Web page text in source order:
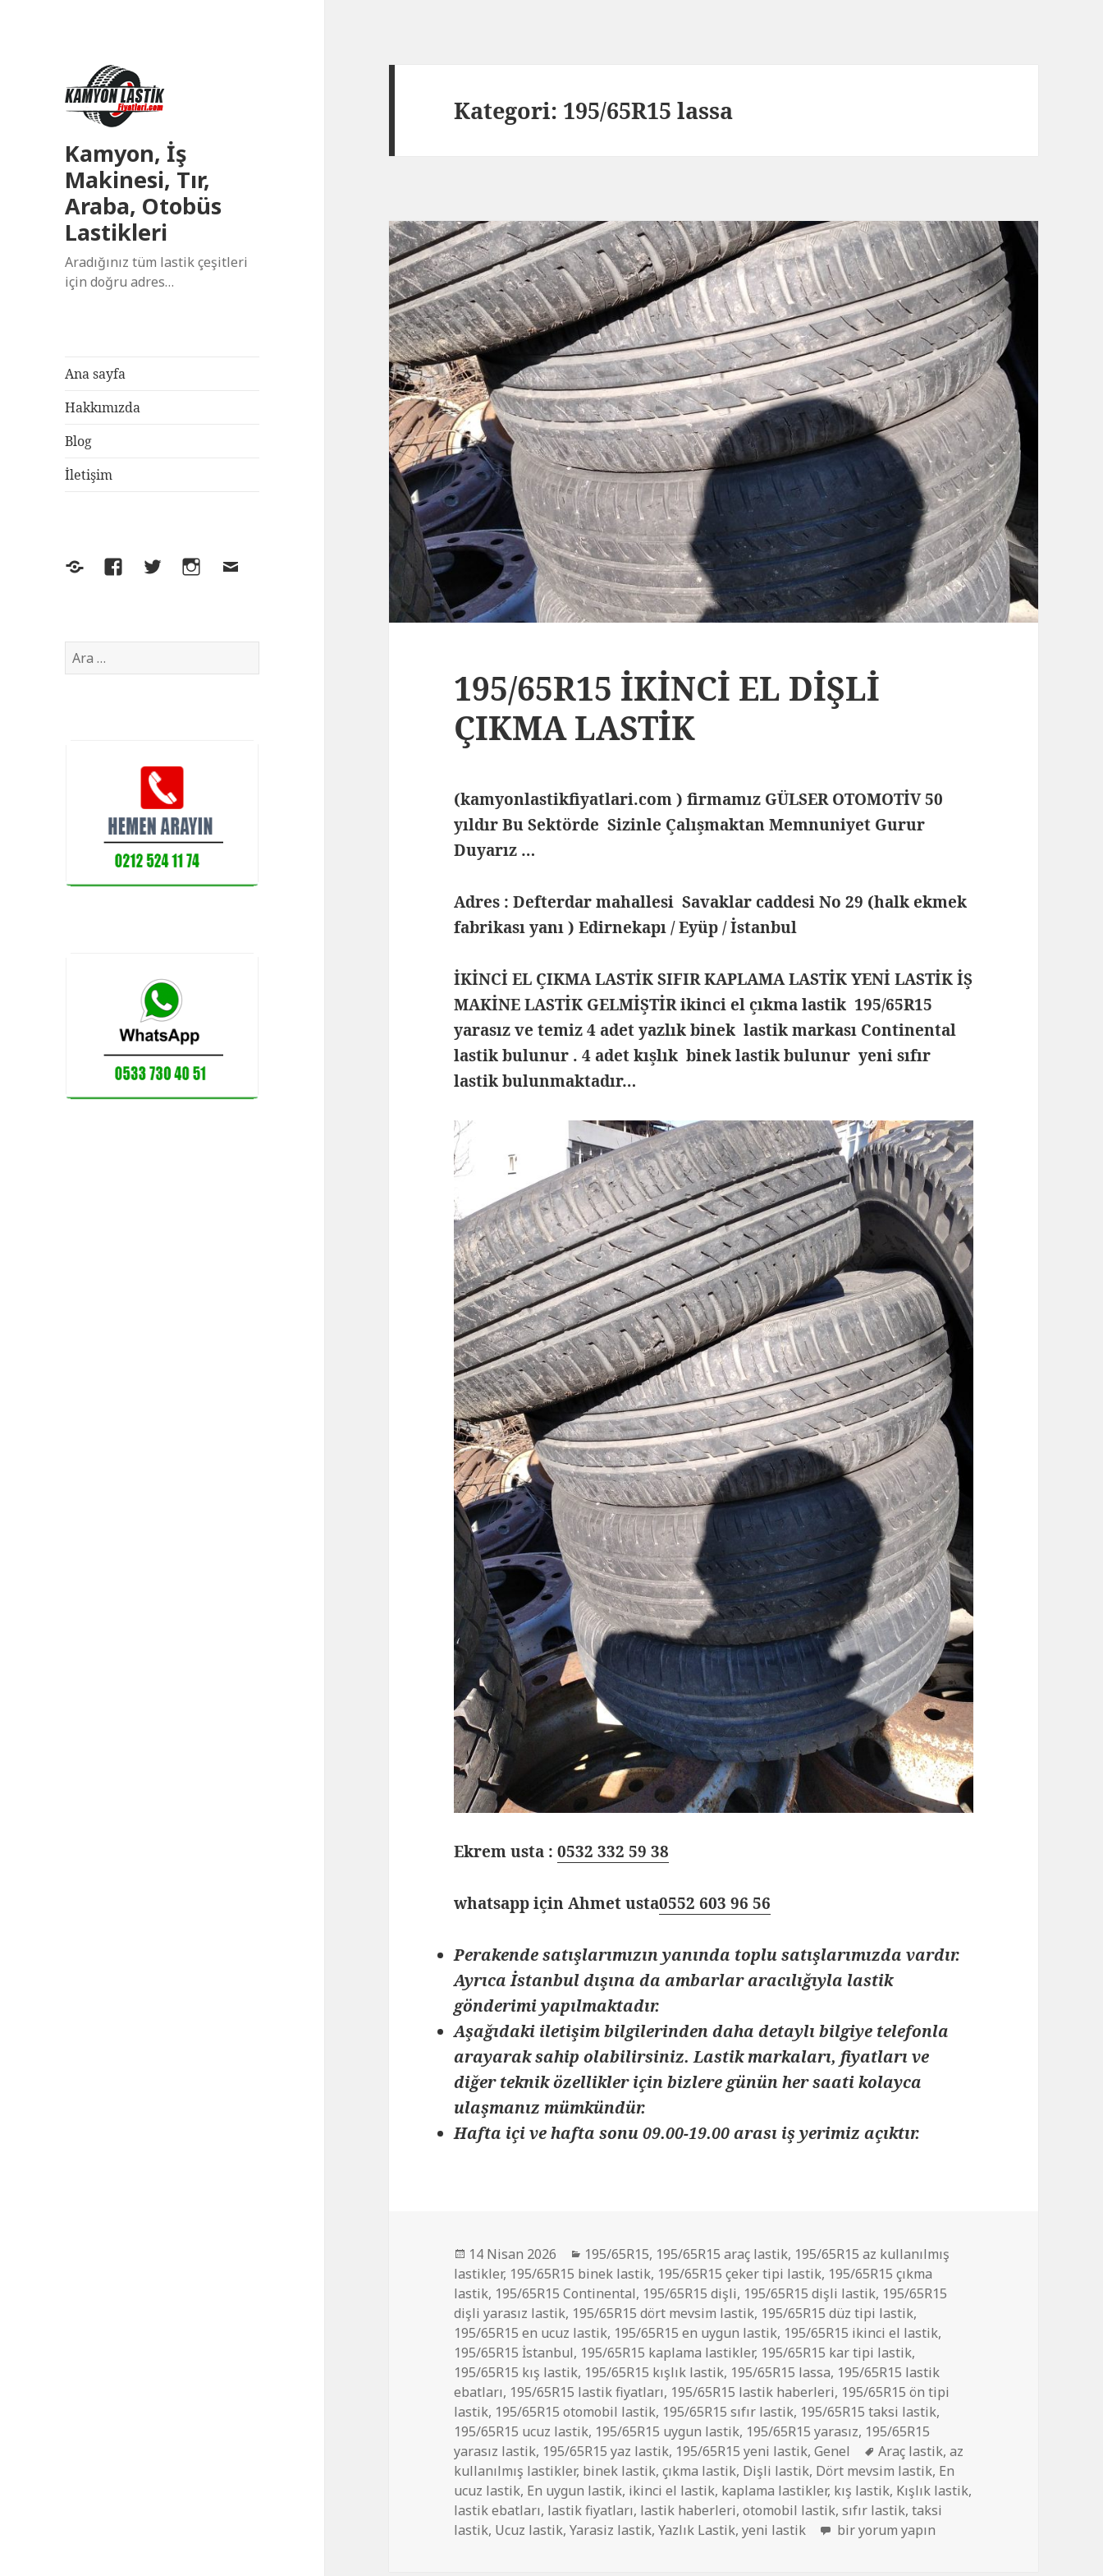
Kamyon, İş
Makinesi, Tır,
Araba, Otobüs
Lastikleri
Aradığınız tüm lastik çeşitleri
için doğru adres…
Ana sayfa
Hakkımızda
Blog
İletişim
Yelp FacebookTwitterInstagram
E-
Arama:
Kategori: 195/65R15 lassa
195/65R15 İKİNCİ EL DİŞLİ
ÇIKMA LASTİK
(kamyonlastikfiyatlari.com ) firmamız GÜLSER OTOMOTİV 50
yıldır Bu Sektörde Sizinle Çalışmaktan Memnuniyet Gurur
Duyarız …
Adres : Defterdar mahallesi Savaklar caddesi No 29 (halk ekmek
fabrikası yanı ) Edirnekapı / Eyüp / İstanbul
İKİNCİ EL ÇIKMA LASTİK SIFIR KAPLAMA LASTİK YENİ LASTİK İŞ
MAKİNE LASTİK GELMİŞTİR ikinci el çıkma lastik 195/65R15
yarasız ve temiz 4 adet yazlık binek lastik markası Continental
lastik bulunur . 4 adet kışlık binek lastik bulunur yeni sıfır
lastik bulunmaktadır…
Ekrem usta :0532 332 59 38
whatsapp için Ahmet usta0552 603 96 56
Perakende satışlarımızın yanında toplu satışlarımızda vardır.
Ayrıca İstanbul dışına da ambarlar aracılığıyla lastik
gönderimi yapılmaktadır.
Aşağıdaki iletişim bilgilerinden daha detaylı bilgiye telefonla
arayarak sahip olabilirsiniz. Lastik markaları, fiyatları ve
diğer teknik özellikler için bizlere günün her saati kolayca
ulaşmanız mümkündür.
Hafta içi ve hafta sonu 09.00-19.00 arası iş yerimiz açıktır.
Yayın
tarihi
14 Nisan 2026 Kategoriler
195/65R15, 195/65R15 araç lastik, 195/65R15 az kullanılmış
lastikler, 195/65R15 binek lastik, 195/65R15 çeker tipi lastik, 195/65R15 çıkma
lastik, 195/65R15 Continental, 195/65R15 dişli, 195/65R15 dişli lastik, 195/65R15
dişli yarasız lastik, 195/65R15 dört mevsim lastik, 195/65R15 düz tipi lastik,
195/65R15 en ucuz lastik, 195/65R15 en uygun lastik, 195/65R15 ikinci el lastik,
195/65R15 İstanbul, 195/65R15 kaplama lastikler, 195/65R15 kar tipi lastik,
195/65R15 kış lastik, 195/65R15 kışlık lastik, 195/65R15 lassa, 195/65R15 lastik
ebatları, 195/65R15 lastik fiyatları, 195/65R15 lastik haberleri, 195/65R15 ön tipi
lastik, 195/65R15 otomobil lastik, 195/65R15 sıfır lastik, 195/65R15 taksi lastik,
195/65R15 ucuz lastik, 195/65R15 uygun lastik, 195/65R15 yarasız, 195/65R15
yarasız lastik, 195/65R15 yaz lastik, 195/65R15 yeni lastik,Genel Etiketler
Araç lastik,az
kullanılmış lastikler, binek lastik,çıkma lastik, Dişli lastik, Dört mevsim lastik, En
ucuz lastik, En uygun lastik, ikinci el lastik, kaplama lastikler, kış lastik, Kışlık lastik,
lastik ebatları, lastik fiyatları, lastik haberleri,otomobil lastik,sıfır lastik,taksi
lastik, Ucuz lastik,Yarasiz lastik,Yazlık Lastik,yeni lastik 195/65R15 İKİNCİ EL DİŞLİ ÇIKMA LASTİK
bir yorum yapın